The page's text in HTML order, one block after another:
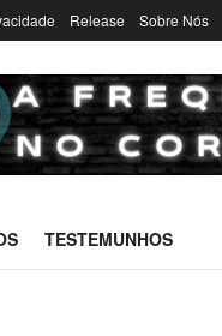
Release Sobre Nós
TESTEMUNHOS